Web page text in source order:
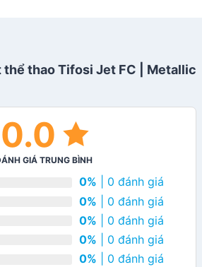
thể thao Tifosi Jet FC | Metallic
0.0
GIÁ TRUNG BÌNH
0% | 0 đánh giá
0% | 0 đánh giá
0% | 0 đánh giá
0% | 0 đánh giá
0% | 0 đánh giá